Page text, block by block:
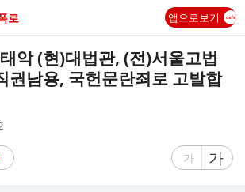
로 앱으로보기
악 (현)대법관, (전)서울고법
권남용, 국헌문란죄로 고발합
글
가
글
자
가